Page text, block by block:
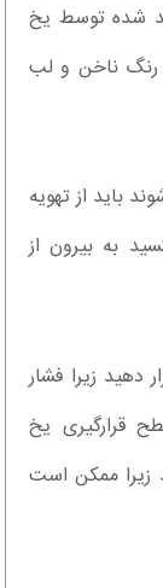
شده توسط یخ
ناخن و لب
باید از تهویه
به بیرون از
زیرا فشار
قرارگیری یخ
ممکن است